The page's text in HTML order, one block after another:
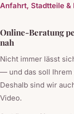
Anfahrt, Stadtteile
Online-Beratung
nah
Nicht immer lässt
— und das soll Ihrem
Deshalb sind wir
Video.